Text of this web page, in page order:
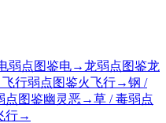
弱点图鉴电→龙弱点图鉴龙
飞行弱点图鉴火飞行→钢 /
点图鉴幽灵恶→草 / 毒弱点
行→